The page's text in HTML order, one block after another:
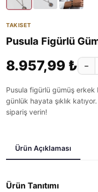
TAKISET
Pusula Figürlü
8.957,99 ₺ −
Pusula figürlü gümüş erkek
günlük hayata şıklık
sipariş verin!
Ürün Açıklaması
Ürün Tanıtımı